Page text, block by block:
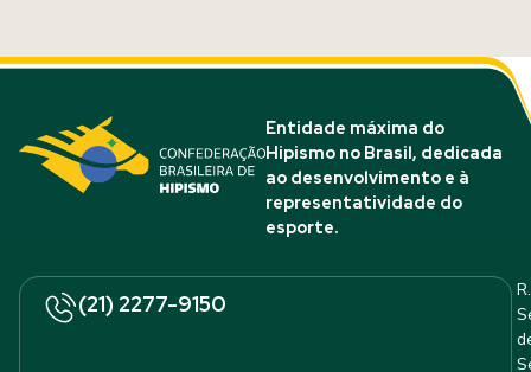
Entidade máxima do
Hipismo no Brasil, dedicada
ao desenvolvimento e à
representatividade do
esporte.
(21) 2277-9150
R.